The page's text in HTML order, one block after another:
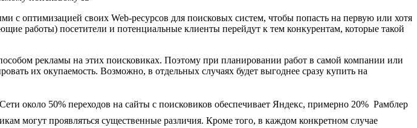
с оптимизацией своих Web-ресурсов для поисковых систем, чтобы попасть на первую или хотя
работы) посетители и потенциальные клиенты перейдут к тем конкурентам, которые такой
рекламы на этих поисковиках. Поэтому при планировании работ в самой компании или
их окупаемость. Возможно, в отдельных случаях будет выгоднее сразу купить на
около 50% переходов на сайты с поисковиков обеспечивает Яндекс, примерно 20%  Рамблер
могут проявляться существенные различия. Кроме того, в каждом конкретном случае